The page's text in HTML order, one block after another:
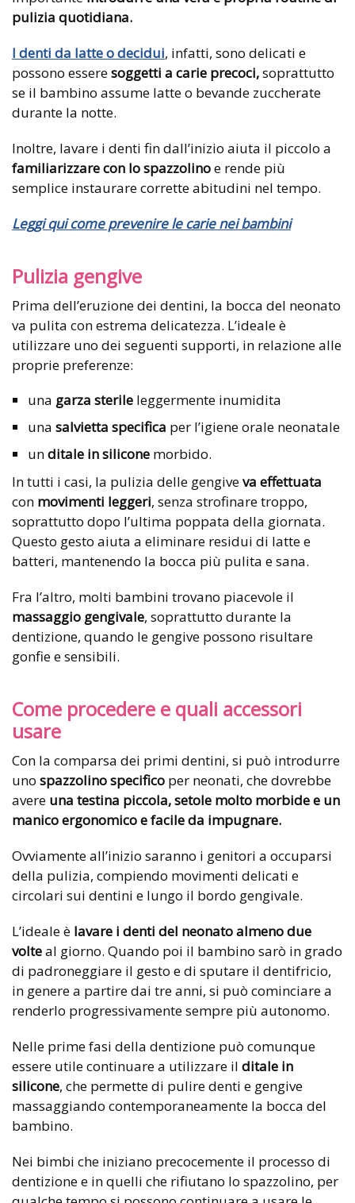
pulizia quotidiana.
I denti da latte o decidui, infatti, sono delicati e
possono esseresoggetti a carie precoci,soprattutto
se il bambino assume latte o bevande zuccherate
durante la notte.
Inoltre, lavare i denti fin dall’inizio aiuta il piccolo a
familiarizzare con lo spazzolinoe rende più
semplice instaurare corrette abitudini nel tempo.
Leggi qui come prevenire le carie nei bambini
Pulizia gengive
Prima dell’eruzione dei dentini, la bocca del neonato
va pulita con estrema delicatezza. L’ideale è
utilizzare uno dei seguenti supporti, in relazione alle
proprie preferenze:
una garza sterile leggermente inumidita
una salvietta specifica per l’igiene orale neonatale
unditale in silicone morbido.
In tutti i casi, la pulizia delle gengiveva effettuata
con movimenti leggeri, senza strofinare troppo,
soprattutto dopo l’ultima poppata della giornata.
Questo gesto aiuta a eliminare residui di latte e
batteri, mantenendo la bocca più pulita e sana.
Fra l’altro, molti bambini trovano piacevole il
massaggio gengivale, soprattutto durante la
dentizione, quando le gengive possono risultare
gonfie e sensibili.
Come procedere e quali accessori
usare
Con la comparsa dei primi dentini, si può introdurre
uno spazzolino specifico per neonati, che dovrebbe
avere una testina piccola, setole molto morbide e un
manicoergonomico e facile da impugnare.
Ovviamente all’inizio saranno i genitori a occuparsi
della pulizia, compiendo movimenti delicati e
circolari sui dentini e lungo il bordo gengivale.
L’ideale è lavare i denti del neonatoalmeno due
volteal giorno. Quando poi il bambino sarò in grado
di padroneggiare il gesto e di sputare il dentifricio,
in genere a partire dai tre anni, si può cominciare a
renderlo progressivamente sempre più autonomo.
Nelle prime fasi della dentizione può comunque
essere utile continuare a utilizzare il ditale in
silicone, che permette di pulire denti e gengive
massaggiando contemporaneamente la bocca del
bambino.
Nei bimbi che iniziano precocemente il processo di
dentizione e in quelli che rifiutano lo spazzolino, per